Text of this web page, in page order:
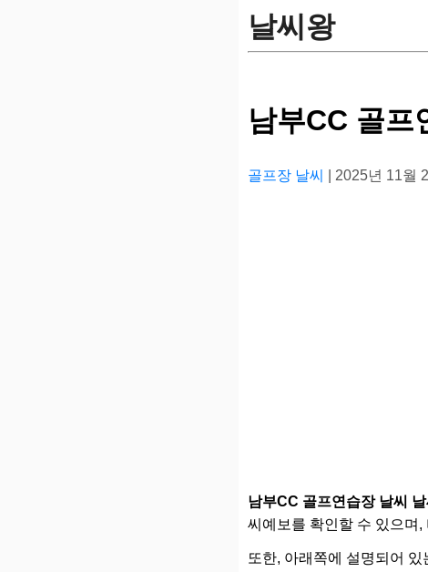
날씨왕
남부CC 골프
골프장 날씨 | 2025년 11월
남부CC 골프연습장 날씨
씨예보를 확인할 수 있으며
또한, 아래쪽에 설명되어